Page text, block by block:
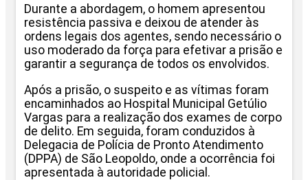
Durante a abordagem, o homem apresentou
resistência passiva e deixou de atender às
ordens legais dos agentes, sendo necessário o
uso moderado da força para efetivar a prisão e
garantir a segurança de todos os envolvidos.
Após a prisão, o suspeito e as vítimas foram
encaminhados ao Hospital Municipal Getúlio
Vargas para a realização dos exames de corpo
de delito. Em seguida, foram conduzidos à
Delegacia de Polícia de Pronto Atendimento
(DPPA) de São Leopoldo, onde a ocorrência foi
apresentada à autoridade policial.